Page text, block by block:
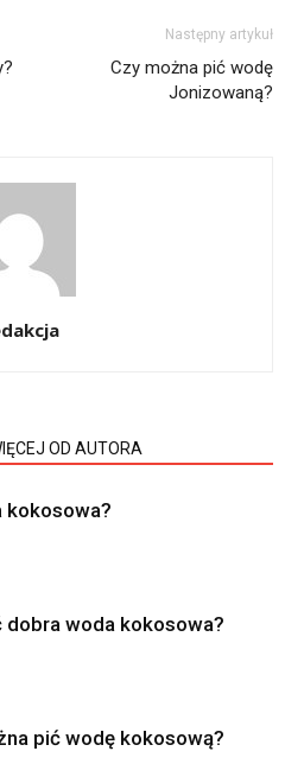
Następny artykuł
Czy można pić wodę
Jonizowaną?
OD AUTORA
kokosowa?
dobra woda kokosowa?
pić wodę kokosową?